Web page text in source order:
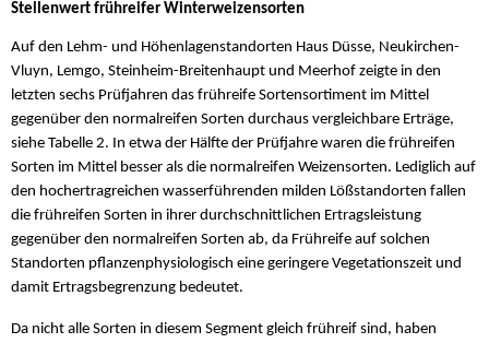
Stellenwert frühreifer Winterweizensorten
Auf den Lehm- und Höhenlagenstandorten Haus Düsse, Neukirchen-
Vluyn, Lemgo, Steinheim-Breitenhaupt und Meerhof zeigte in den
letzten sechs Prüfjahren das frühreife Sortensortiment im Mittel
gegenüber den normalreifen Sorten durchaus vergleichbare Erträge,
siehe Tabelle 2. In etwa der Hälfte der Prüfjahre waren die frühreifen
Sorten im Mittel besser als die normalreifen Weizensorten. Lediglich auf
den hochertragreichen wasserführenden milden Lößstandorten fallen
die frühreifen Sorten in ihrer durchschnittlichen Ertragsleistung
gegenüber den normalreifen Sorten ab, da Frühreife auf solchen
Standorten pflanzenphysiologisch eine geringere Vegetationszeit und
damit Ertragsbegrenzung bedeutet.
Da nicht alle Sorten in diesem Segment gleich frühreif sind, haben